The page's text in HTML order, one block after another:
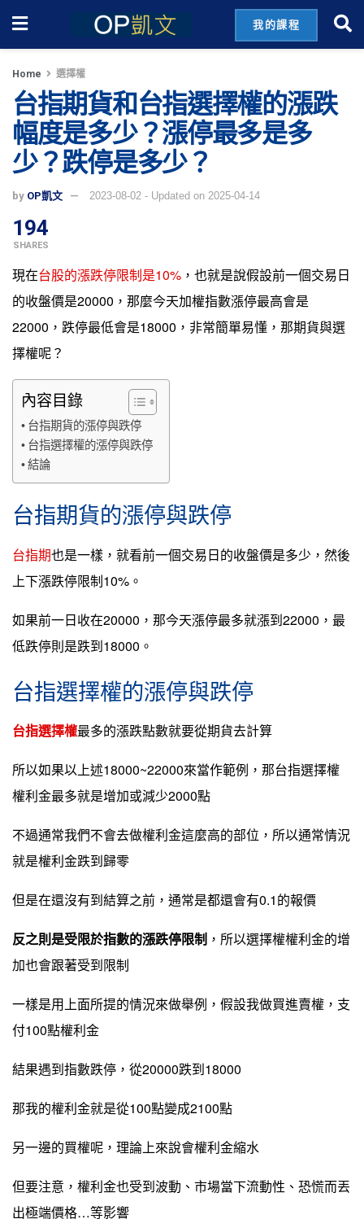
我的課程
Home 選擇權
台指期貨和台指選擇權的漲跌
幅度是多少？漲停最多是多
少？跌停是多少？
by OP凱文 2023-08-02 - Updated on 2025-04-14
194
SHARES
現在台股的漲跌停限制是10% ，也就是說假設前一個交易日
的收盤價是20000，那麼今天加權指數漲停最高會是
22000，跌停最低會是18000，非常簡單易懂，那期貨與選
擇權呢？
內容目錄
台指期貨的漲停與跌停
台指選擇權的漲停與跌停
結論
台指期貨的漲停與跌停
台指期也是一樣，就看前一個交易日的收盤價是多少，然後
上下漲跌停限制10%。
如果前一日收在20000，那今天漲停最多就漲到22000，最
低跌停則是跌到18000。
台指選擇權的漲停與跌停
台指選擇權最多的漲跌點數就要從期貨去計算
所以如果以上述18000~22000來當作範例，那台指選擇權
權利金最多就是增加或減少2000點
不過通常我們不會去做權利金這麼高的部位，所以通常情況
就是權利金跌到歸零
但是在還沒有到結算之前，通常是都還會有0.1的報價
反之則是受限於指數的漲跌停限制 ，所以選擇權權利金的增
加也會跟著受到限制
一樣是用上面所提的情況來做舉例，假設我做買進賣權，支
付100點權利金
結果遇到指數跌停，從20000跌到18000
那我的權利金就是從100點變成2100點
另一邊的買權呢，理論上來說會權利金縮水
但要注意，權利金也受到波動、市場當下流動性、恐慌而丟
出極端價格…等影響